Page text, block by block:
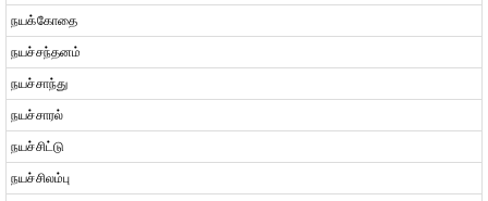
நயக்கோதை
நயச்சந்தனம்
நயச்சாந்து
நயச்சாரல்
நயச்சிட்டு
நயச்சிலம்பு